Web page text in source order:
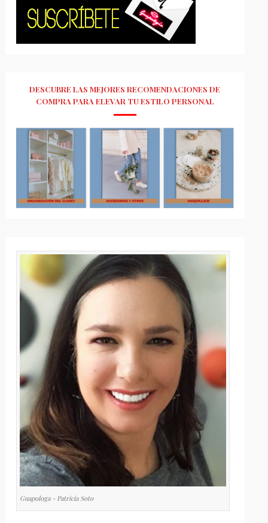
DESCUBRE LAS MEJORES RECOMENDACIONES DE
COMPRA PARA ELEVAR TU ESTILO PERSONAL
Guapologa - Patricia Soto